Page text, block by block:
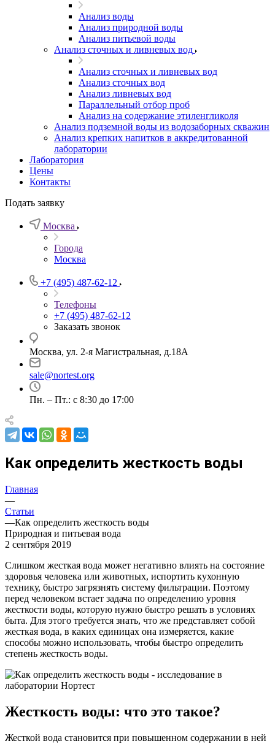
Анализ воды
Анализ природной воды
Анализ питьевой воды
Анализ сточных и ливневых вод
Анализ сточных и ливневых вод
Анализ сточных вод
Анализ ливневых вод
Параллельный отбор проб
Анализ на содержание этиленгликоля
Анализ подземной воды из водозаборных скважин
Анализ крепких напитков в аккредитованной
лаборатории
Лаборатория
Цены
Контакты
Подать заявку
Москва
Города
Москва
+7 (495) 487-62-12
Телефоны
+7 (495) 487-62-12
Заказать звонок
Москва, ул. 2-я Магистральная, д.18А
sale@nortest.org
Пн. – Пт.: с 8:30 до 17:00
Как определить жесткость воды
Главная
—
Статьи
—Как определить жесткость воды
Природная и питьевая вода
2 сентября 2019
Слишком жесткая вода может негативно влиять на состояние
здоровья человека или животных, испортить кухонную
технику, быстро загрязнять систему фильтрации. Поэтому
перед человеком встает задача по определению уровня
жесткости воды, которую нужно быстро решать в условиях
быта. Для этого требуется знать, что же представляет собой
жесткая вода, в каких единицах она измеряется, какие
способы можно использовать, чтобы быстро определить
степень жесткость воды.
Жесткость воды: что это такое?
Жесткой вода становится при повышенном содержании в ней